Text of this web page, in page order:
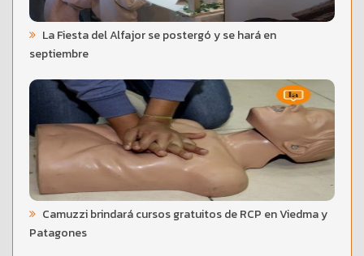
La Fiesta del Alfajor se postergó y se hará en
septiembre
Camuzzi brindará cursos gratuitos de RCP en Viedma y
Patagones